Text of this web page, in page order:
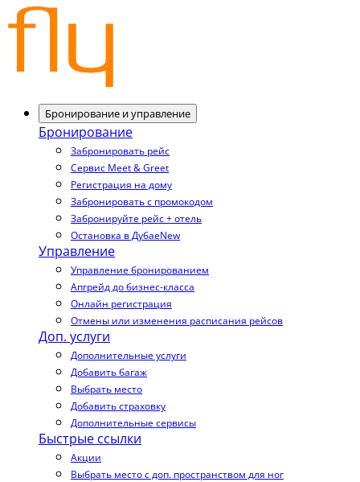
Бронирование и управление
Бронирование
Забронировать рейс
Сервис Meet & Greet
Регистрация на дому
Забронировать с промокодом
Забронируйте рейс + отель
Остановка в ДубаеNew
Управление
Управление бронированием
Апгрейд до бизнес-класса
Онлайн регистрация
Отмены или изменения расписания рейсов
Доп. услуги
Дополнительные услуги
Добавить багаж
Выбрать место
Добавить страховку
Дополнительные сервисы
Быстрые ссылки
Акции
Выбрать место с доп. пространством для ног